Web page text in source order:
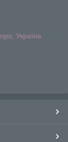
Україна